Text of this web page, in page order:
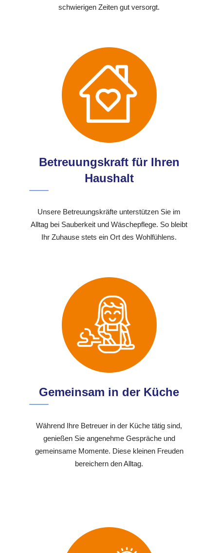
schwierigen Zeiten gut versorgt.
Betreuungskraft für Ihren
Haushalt
Unsere Betreuungskräfte unterstützen Sie im
Alltag bei Sauberkeit und Wäschepflege. So bleibt
Ihr Zuhause stets ein Ort des Wohlfühlens.
Gemeinsam in der Küche
Während Ihre Betreuer in der Küche tätig sind,
genießen Sie angenehme Gespräche und
gemeinsame Momente. Diese kleinen Freuden
bereichern den Alltag.